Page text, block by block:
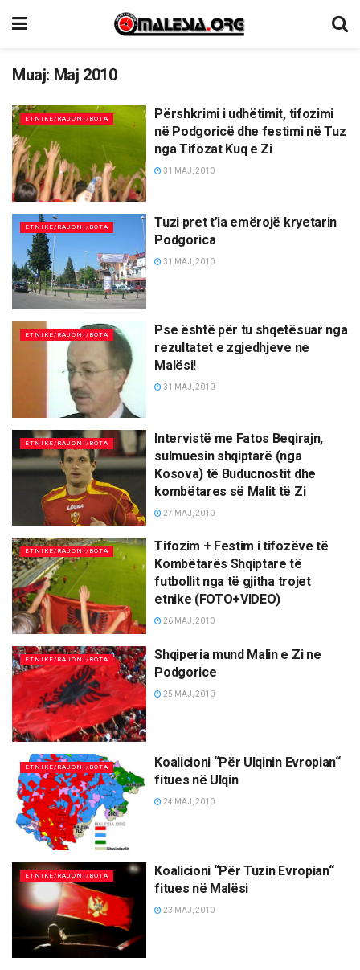
Muaj: Maj 2010
ETNIKE/RAJONI/BOTA
Përshkrimi i udhëtimit, tifozimi
në Podgoricë dhe festimi në Tuz
nga Tifozat Kuq e Zi
31 MAJ, 2010
ETNIKE/RAJONI/BOTA
Tuzi pret t’ia emërojë kryetarin
Podgorica
31 MAJ, 2010
ETNIKE/RAJONI/BOTA
Pse është për tu shqetësuar nga
rezultatet e zgjedhjeve ne
Malësi!
31 MAJ, 2010
ETNIKE/RAJONI/BOTA
Intervistë me Fatos Beqirajn,
sulmuesin shqiptarë (nga
Kosova) të Buducnostit dhe
kombëtares së Malit të Zi
27 MAJ, 2010
ETNIKE/RAJONI/BOTA
Tifozim + Festim i tifozëve të
Kombëtarës Shqiptare të
futbollit nga të gjitha trojet
etnike (FOTO+VIDEO)
26 MAJ, 2010
ETNIKE/RAJONI/BOTA
Shqiperia mund Malin e Zi ne
Podgorice
25 MAJ, 2010
ETNIKE/RAJONI/BOTA
Koalicioni “Për Ulqinin Evropian“
fitues në Ulqin
24 MAJ, 2010
ETNIKE/RAJONI/BOTA
Koalicioni “Për Tuzin Evropian“
fitues në Malësi
23 MAJ, 2010